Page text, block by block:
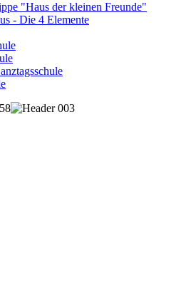
"Haus der kleinen Freunde"
- Die 4 Elemente